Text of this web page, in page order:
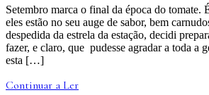
Setembro marca o final da época do tomate.
eles estão no seu auge de sabor, bem
despedida da estrela da estação, decidi
fazer, e claro, que pudesse agradar a toda a
esta […]
Continuar a Ler